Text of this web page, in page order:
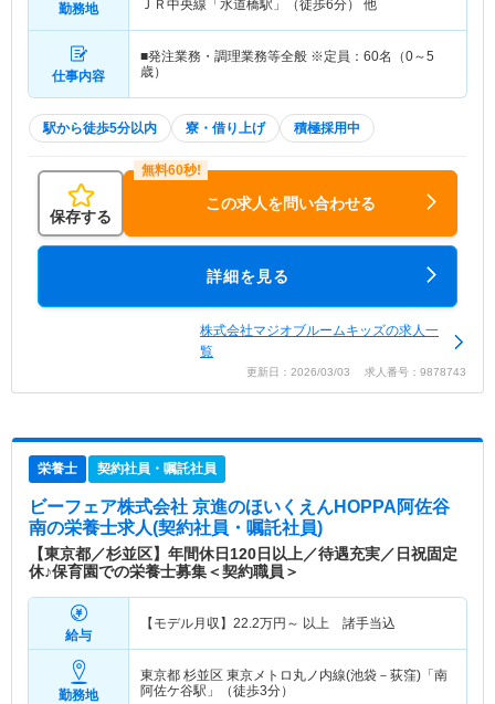
勤務地
ＪＲ中央線「水道橋駅」（徒歩6分） 他
仕事内容
■発注業務・調理業務等全般 ※定員：60名（0～5
歳）
駅から徒歩5分以内 寮・借り上げ 積極採用中
保存する
この求人を問い合わせる
詳細を見る
株式会社マジオブルームキッズの求人一
覧
更新日：2026/03/03 求人番号：9878743
栄養士 契約社員・嘱託社員
ビーフェア株式会社 京進のほいくえんHOPPA阿佐谷
南の栄養士求人(契約社員・嘱託社員)
【東京都／杉並区】年間休日120日以上／待遇充実／日祝固定
休♪保育園での栄養士募集＜契約職員＞
給与
【モデル月収】 22.2万円～ 以上 諸手当込
勤務地
東京都 杉並区 東京メトロ丸ノ内線(池袋－荻窪)「南
阿佐ケ谷駅」（徒歩3分）